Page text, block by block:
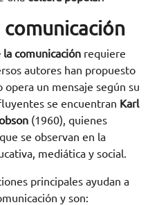
comunicación
comunicación requiere
autores han propuesto
un mensaje según su
se encuentran Karl
(1960), quienes
se observan en la
mediática y social.
principales ayudan a
y son: